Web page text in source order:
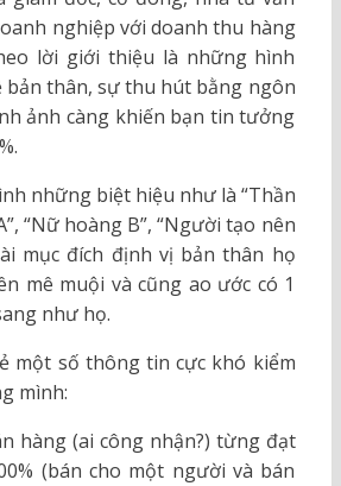
nghiệp với doanh thu hàng
lời giới thiệu là những hình
bản thân, sự thu hút bằng ngôn
ảnh càng khiến bạn tin tưởng
những biệt hiệu như là “Thần
“Nữ hoàng B”, “Người tạo nên
mục đích định vị bản thân họ
mê muội và cũng ao ước có 1
như họ.
một số thông tin cực khó kiểm
mình:
hàng (ai công nhận?) từng đạt
(bán cho một người và bán